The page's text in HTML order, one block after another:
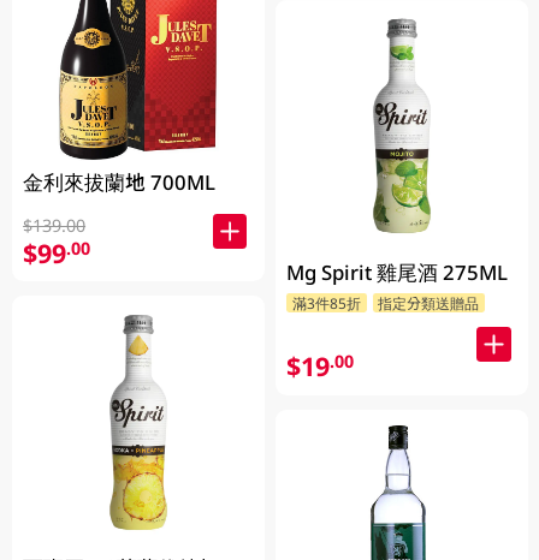
金利來拔蘭地 700ML
$139.00
$99.00
Mg Spirit 雞尾酒 275ML
滿3件85折 指定分類送贈品
$19.00